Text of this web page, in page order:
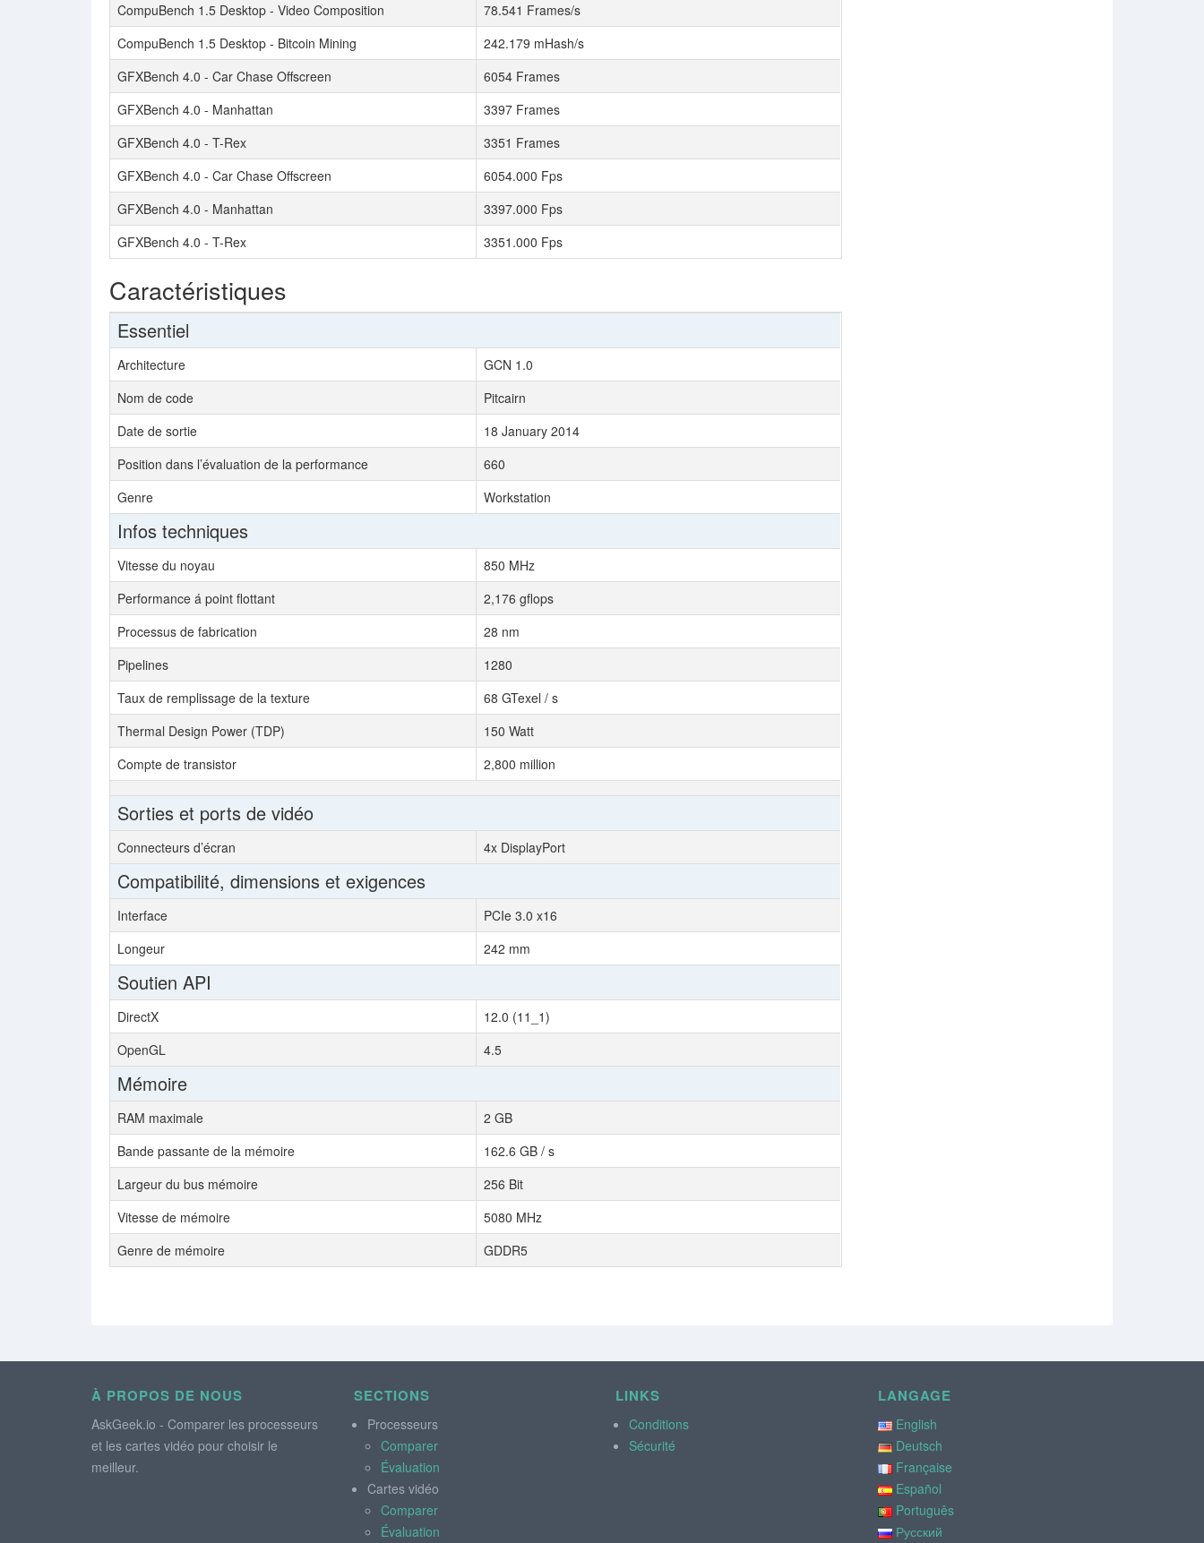
CompuBench 1.5 Desktop - Video Composition
78.541 Frames/s
CompuBench 1.5 Desktop - Bitcoin Mining
242.179 mHash/s
GFXBench 4.0 - Car Chase Offscreen
6054 Frames
GFXBench 4.0 - Manhattan
3397 Frames
GFXBench 4.0 - T-Rex
3351 Frames
GFXBench 4.0 - Car Chase Offscreen
6054.000 Fps
GFXBench 4.0 - Manhattan
3397.000 Fps
GFXBench 4.0 - T-Rex
3351.000 Fps
Caractéristiques
Essentiel
Architecture
GCN 1.0
Nom de code
Pitcairn
Date de sortie
18 January 2014
Position dans l’évaluation de la performance
660
Genre
Workstation
Infos techniques
Vitesse du noyau
850 MHz
Performance á point flottant
2,176 gflops
Processus de fabrication
28 nm
Pipelines
1280
Taux de remplissage de la texture
68 GTexel / s
Thermal Design Power (TDP)
150 Watt
Compte de transistor
2,800 million
Sorties et ports de vidéo
Connecteurs d’écran 4x DisplayPort
Compatibilité, dimensions et exigences
Interface
PCIe 3.0 x16
Longeur
242 mm
Soutien API
DirectX
12.0 (11_1)
OpenGL
4.5
Mémoire
RAM maximale
2 GB
Bande passante de la mémoire
162.6 GB / s
Largeur du bus mémoire
256 Bit
Vitesse de mémoire
5080 MHz
Genre de mémoire
GDDR5
À PROPOS DE NOUS
AskGeek.io - Comparer les processeurs
et les cartes vidéo pour choisir le
meilleur.
SECTIONS
Processeurs
Comparer
Évaluation
Cartes vidéo
Comparer
Évaluation
LINKS
Conditions
Sécurité
LANGAGE
English
Deutsch
Française
Español
Português
Русский